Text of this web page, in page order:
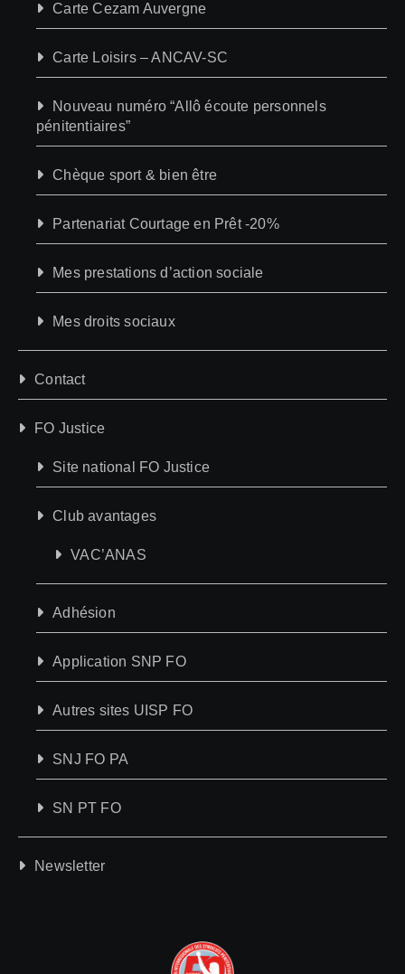
Carte Cezam Auvergne
Carte Loisirs – ANCAV-SC
Nouveau numéro “Allô écoute personnels
pénitentiaires”
Chèque sport & bien être
Partenariat Courtage en Prêt -20%
Mes prestations d’action sociale
Mes droits sociaux
Contact
FO Justice
Site national FO Justice
Club avantages
VAC’ANAS
Adhésion
Application SNP FO
Autres sites UISP FO
SNJ FO PA
SN PT FO
Newsletter